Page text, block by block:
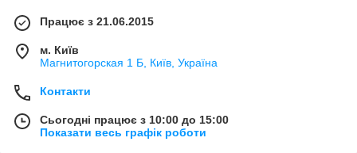
Працює з 21.06.2015
м. Київ
Магнитогорская 1 Б, Київ, Україна
Контакти
Сьогодні працює з 10:00 до 15:00
Показати весь графік роботи